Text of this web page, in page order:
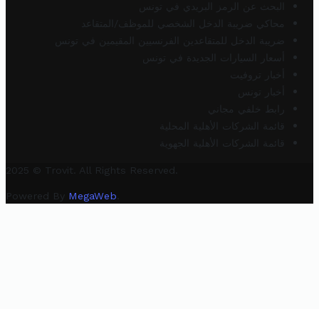
البحث عن الرمز البريدي في تونس
محاكي ضريبة الدخل الشخصي للموظف/المتقاعد
ضريبة الدخل للمتقاعدين الفرنسيين المقيمين في تونس
أسعار السيارات الجديدة في تونس
أخبار تروفيت
أخبار تونس
رابط خلفي مجاني
قائمة الشركات الأهلية المحلية
قائمة الشركات الأهلية الجهوية
2025 © Trovit. All Rights Reserved.
Powered By MegaWeb